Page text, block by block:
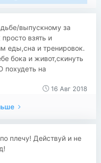
выпускному за
взять и
еды,сна и тренировок.
бока и живот,скинуть
на
16 Авг 2018
плечу! Действуй и не